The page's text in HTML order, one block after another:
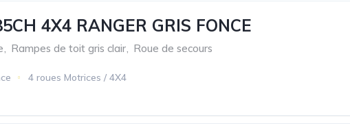
4X4 RANGER GRIS FONCE
, Rampes de toit gris clair, Roue de secours
4 roues Motrices / 4X4